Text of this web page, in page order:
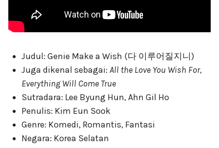
Judul: Genie Make a Wish (다 이루어질지니)
Juga dikenal sebagai: All the Love You Wish For,
Everything Will Come True
Sutradara: Lee Byung Hun, Ahn Gil Ho
Penulis: Kim Eun Sook
Genre: Komedi, Romantis, Fantasi
Negara: Korea Selatan